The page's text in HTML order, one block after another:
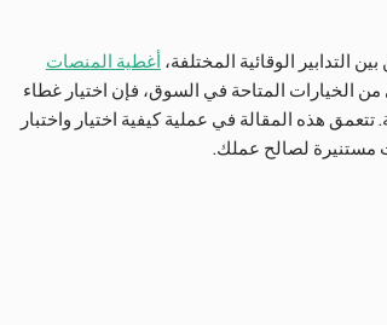
التدابير الوقائية المختلفة،أغطية المنصات
الخيارات المتاحة في السوق، فإن اختيار غطاء
هذه المقالة في عملية كيفية اختيار واختبار
مستنيرة لصالح عملك.